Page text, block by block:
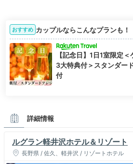
おすすめ カップルならこんなプランも！
【記念日】1日1室限定
3大特典付＞スタンダー
付
詳細情報
ルグラン軽井沢ホテル＆リゾート
長野県 / 佐久、軽井沢 / リゾートホテル